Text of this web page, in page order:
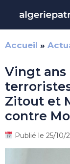
contenu
Accueil »
Vingt ans
Zitout et
contre
Publié le 25/10/